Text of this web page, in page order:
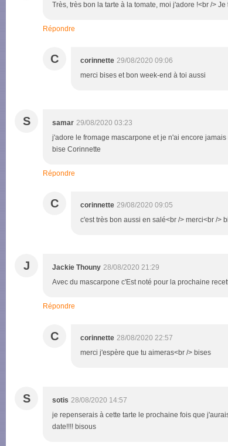
Très, très bon la tarte à la tomate, moi j'adore !<br />
Répondre
C corinnette 29/08/2020 09:06
merci bises et bon week-end à toi aussi
S samar 29/08/2020 03:23
j'adore le fromage mascarpone et je n'ai encore
bise Corinnette
Répondre
C corinnette 29/08/2020 09:05
c'est très bon aussi en salé<br /> merci<br />
J Jackie Thouny 28/08/2020 21:29
Avec du mascarpone c'Est noté pour la prochaine
Répondre
C corinnette 28/08/2020 22:57
merci j'espère que tu aimeras<br /> bises
S sotis 28/08/2020 14:57
je repenserais à cette tarte le prochaine fois que
date!!!! bisous